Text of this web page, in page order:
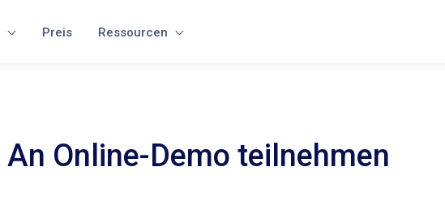
Preis Ressourcen
An Online-Demo teilnehmen